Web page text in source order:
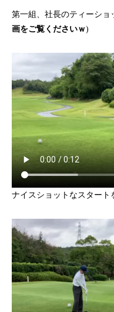
第一組、社長のティーショ
画をご覧くださいｗ)
ナイスショットなスター